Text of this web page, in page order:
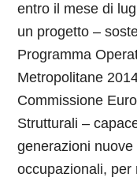
entro il mese di
un progetto –
Programma
Metropolitane
Commissione
Strutturali –
generazioni
occupazionali, per